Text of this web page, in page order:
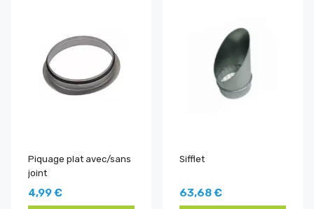
Piquage plat avec/sans
joint
4,99 €
Sifflet
63,68 €